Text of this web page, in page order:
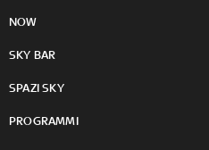
NOW
SKY BAR
SPAZI SKY
PROGRAMMI